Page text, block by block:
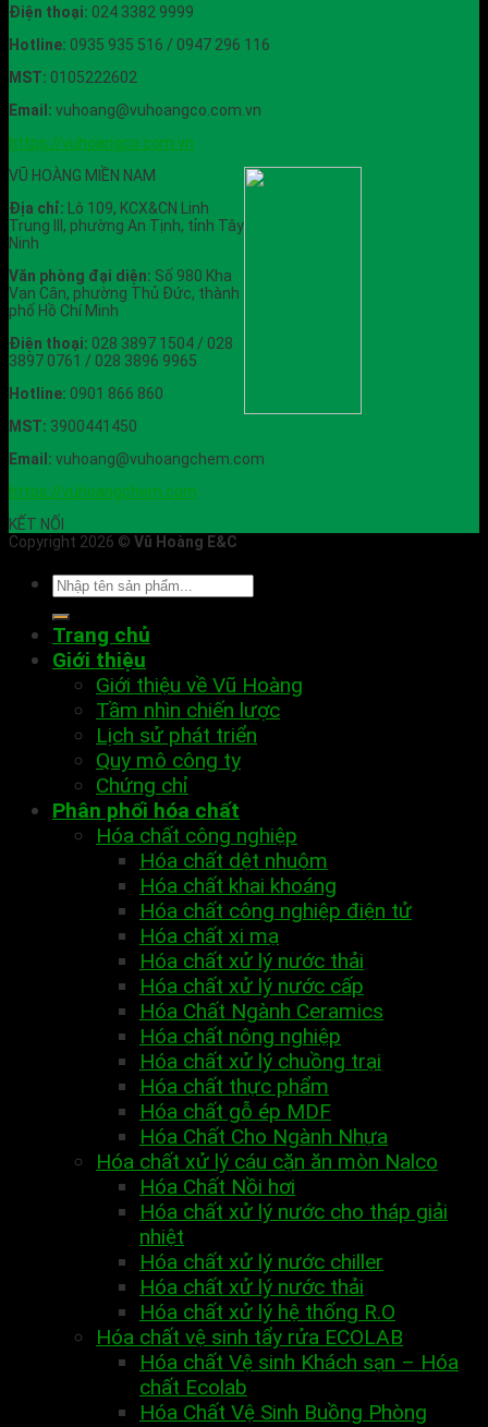
Điện thoại: 024 3382 9999
Hotline: 0935 935 516 / 0947 296 116
MST: 0105222602
Email: vuhoang@vuhoangco.com.vn
https://vuhoangco.com.vn
VŨ HOÀNG MIỀN NAM
Địa chỉ: Lô 109, KCX&CN Linh
Trung III, phường An Tịnh, tỉnh Tây
Ninh
Văn phòng đại diện: Số 980 Kha
Vạn Cân, phường Thủ Đức, thành
phố Hồ Chí Minh
Điện thoại: 028 3897 1504 / 028
3897 0761 / 028 3896 9965
Hotline: 0901 866 860
MST: 3900441450
Email: vuhoang@vuhoangchem.com
https://vuhoangchem.com
KẾT NỐI
Copyright 2026 © Vũ Hoàng E&C
Trang chủ
Giới thiệu
Giới thiệu về Vũ Hoàng
Tầm nhìn chiến lược
Lịch sử phát triển
Quy mô công ty
Chứng chỉ
Phân phối hóa chất
Hóa chất công nghiệp
Hóa chất dệt nhuộm
Hóa chất khai khoáng
Hóa chất công nghiệp điện tử
Hóa chất xi mạ
Hóa chất xử lý nước thải
Hóa chất xử lý nước cấp
Hóa Chất Ngành Ceramics
Hóa chất nông nghiệp
Hóa chất xử lý chuồng trại
Hóa chất thực phẩm
Hóa chất gỗ ép MDF
Hóa Chất Cho Ngành Nhựa
Hóa chất xử lý cáu cặn ăn mòn Nalco
Hóa Chất Nồi hơi
Hóa chất xử lý nước cho tháp giải
nhiệt
Hóa chất xử lý nước chiller
Hóa chất xử lý nước thải
Hóa chất xử lý hệ thống R.O
Hóa chất vệ sinh tẩy rửa ECOLAB
Hóa chất Vệ sinh Khách sạn – Hóa
chất Ecolab
Hóa Chất Vệ Sinh Buồng Phòng